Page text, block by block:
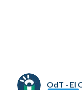
OdT - El